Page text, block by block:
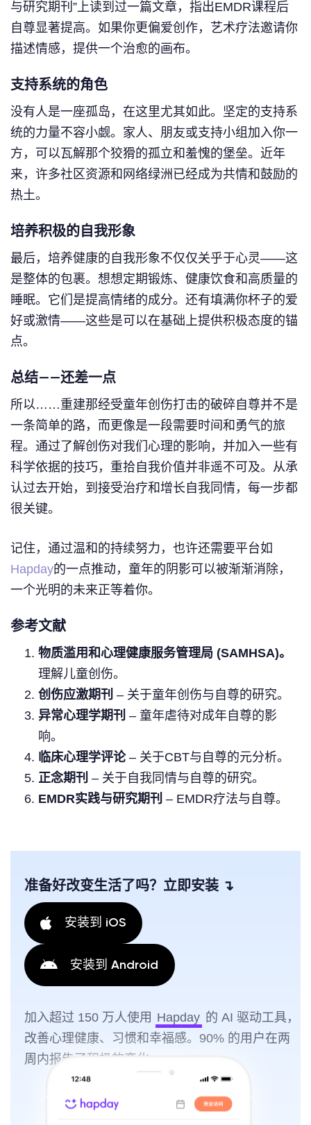
与研究期刊”上读到过一篇文章，指出EMDR课程后
自尊显著提高。如果你更偏爱创作，艺术疗法邀请你
描述情感，提供一个治愈的画布。
支持系统的角色
没有人是一座孤岛，在这里尤其如此。坚定的支持系
统的力量不容小觑。家人、朋友或支持小组加入你一
方，可以瓦解那个狡猾的孤立和羞愧的堡垒。近年
来，许多社区资源和网络绿洲已经成为共情和鼓励的
热土。
培养积极的自我形象
最后，培养健康的自我形象不仅仅关乎于心灵——这
是整体的包裹。想想定期锻炼、健康饮食和高质量的
睡眠。它们是提高情绪的成分。还有填满你杯子的爱
好或激情——这些是可以在基础上提供积极态度的锚
点。
总结——还差一点
所以……重建那经受童年创伤打击的破碎自尊并不是
一条简单的路，而更像是一段需要时间和勇气的旅
程。通过了解创伤对我们心理的影响，并加入一些有
科学依据的技巧，重拾自我价值并非遥不可及。从承
认过去开始，到接受治疗和增长自我同情，每一步都
很关键。
记住，通过温和的持续努力，也许还需要平台如
Hapday的一点推动，童年的阴影可以被渐渐消除，
一个光明的未来正等着你。
参考文献
物质滥用和心理健康服务管理局 (SAMHSA)。
理解儿童创伤。
创伤应激期刊 – 关于童年创伤与自尊的研究。
异常心理学期刊 – 童年虐待对成年自尊的影
响。
临床心理学评论– 关于CBT与自尊的元分析。
正念期刊 – 关于自我同情与自尊的研究。
EMDR实践与研究期刊 – EMDR疗法与自尊。
准备好改变生活了吗？立即安装 ↴
安装到 iOS
安装到 Android
加入超过 150 万人使用 Hapday 的 AI 驱动工具，
改善心理健康、习惯和幸福感。90% 的用户在两
周内报告了积极的变化。